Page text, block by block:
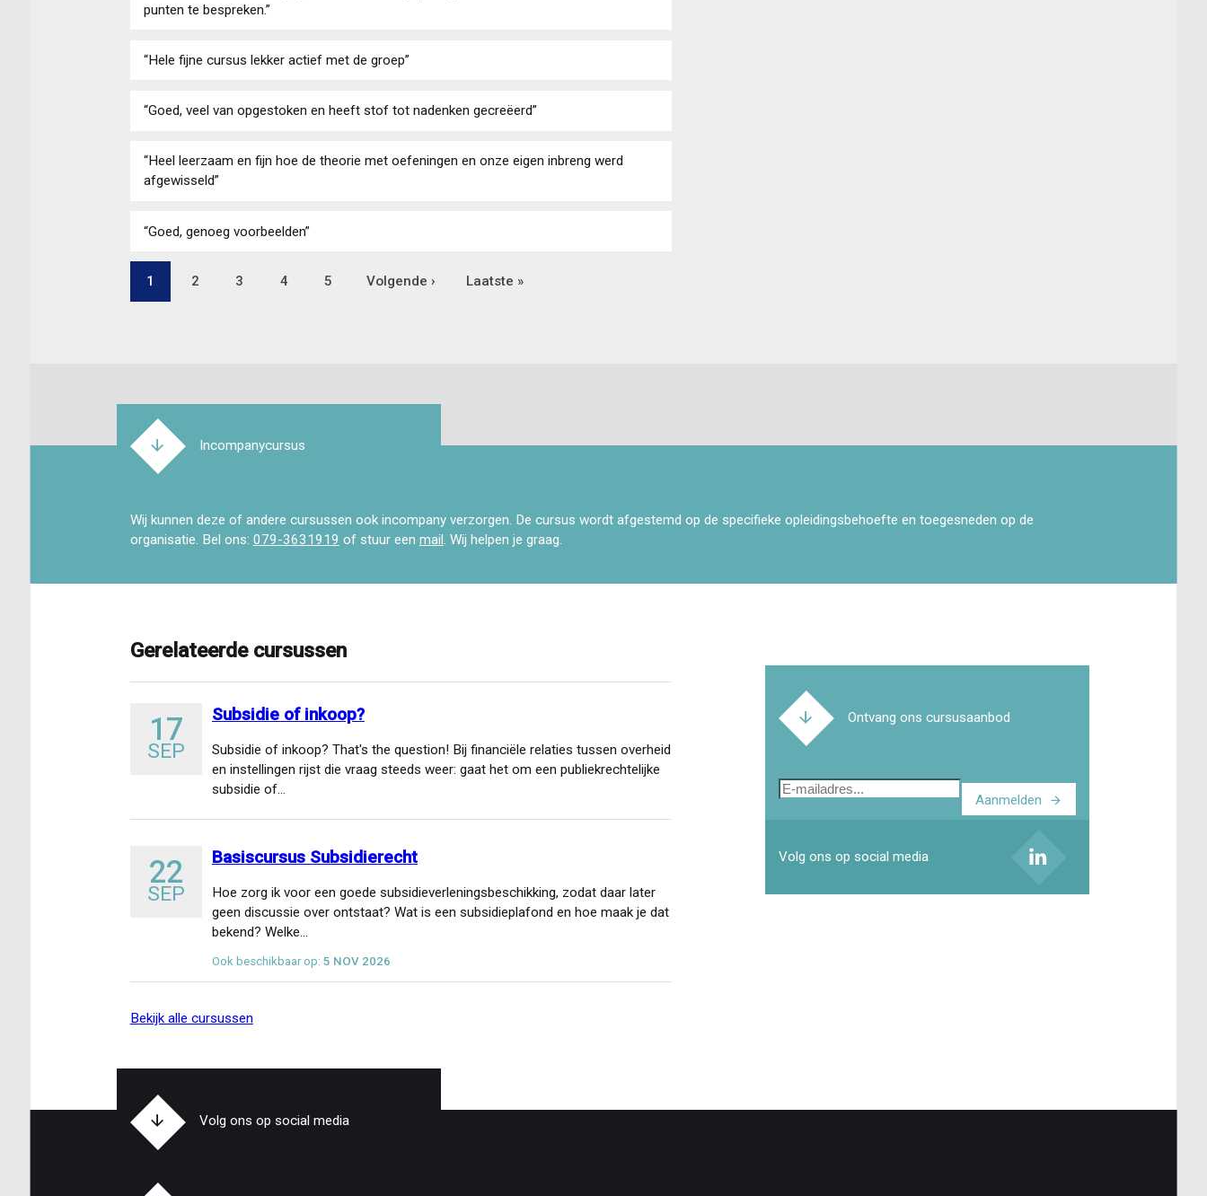
punten te bespreken.”
“Hele fijne cursus lekker actief met de groep”
“Goed, veel van opgestoken en heeft stof tot nadenken gecreëerd”
“Heel leerzaam en fijn hoe de theorie met oefeningen en onze eigen inbreng werd
afgewisseld”
“Goed, genoeg voorbeelden”
Paginering
Pagina
1 Pagina
2 Pagina
3 Pagina
4 Pagina
5 Volgende
Volgende › Laatste
Laatste »
Incompanycursus
Wij kunnen deze of andere cursussen ook incompany verzorgen. De cursus wordt afgestemd op de specifieke opleidingsbehoefte en toegesneden op de
organisatie. Bel ons: 079-3631919 of stuur een mail. Wij helpen je graag.
Gerelateerde cursussen
17
SEP
Subsidie of inkoop?
Subsidie of inkoop? That's the question! Bij financiële relaties tussen overheid
en instellingen rijst die vraag steeds weer: gaat het om een publiekrechtelijke
subsidie of…
22
SEP
Basiscursus Subsidierecht
Hoe zorg ik voor een goede subsidieverleningsbeschikking, zodat daar later
geen discussie over ontstaat? Wat is een subsidieplafond en hoe maak je dat
bekend? Welke…
Ook beschikbaar op: 5 NOV 2026
bekijk alle cursussen
Ontvang ons cursusaanbod
E-
Aanmelden
Volg ons op social media
Volg ons op social media